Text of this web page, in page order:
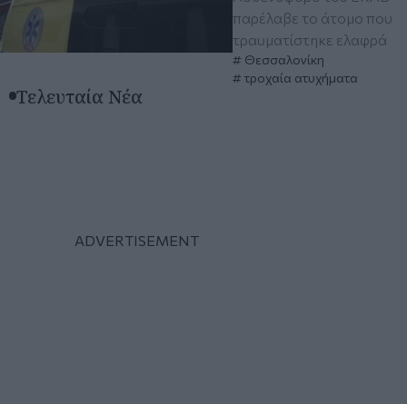
παρέλαβε το άτομο που
τραυματίστηκε ελαφρά
Θεσσαλονίκη
τροχαία ατυχήματα
Τελευταία Νέα